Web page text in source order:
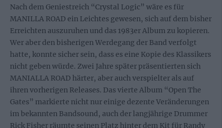
Nach dem Geniestreich “Crystal Logic” wäre es für
MANILLA ROAD ein Leichtes gewesen, sich auf dem bisher
Erreichten auszuruhen und das 1983er Album zu kopieren.
Wer aber den bisherigen Werdegang der Band verfolgt
hatte, konnte sicher sein, dass es eine Kopie des Klassikers
nicht geben würde. Zwei Jahre später präsentierten sich
MANIALLA ROAD härter, aber auch verspielter als auf
ihren vorherigen Releases. Das vierte Album “Open The
Gates” markierte nicht nur einige dezente Veränderungen
im bekannten Bandsound, auch der langjährige Drummer
Rick Fisher räumte seinen Platz hinter dem Kit für Randy